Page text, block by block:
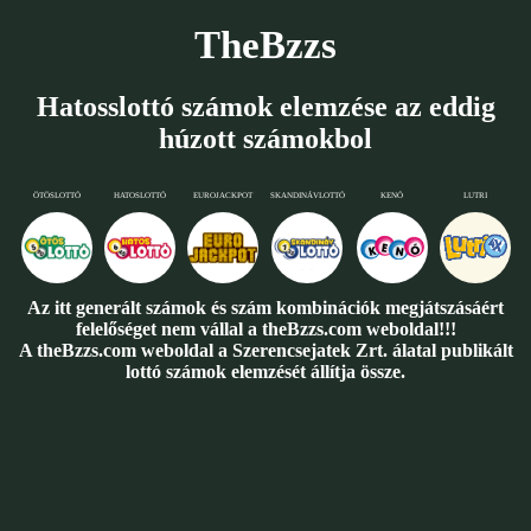
TheBzzs
Hatosslottó számok elemzése az eddig
húzott számokbol
ÖTÖSLOTTÓ HATOSLOTTÓ EUROJACKPOT SKANDINÁVLOTTÓ KENÓ LUTRI
Az itt generált számok és szám kombinációk megjátszásáért
felelőséget nem vállal a theBzzs.com weboldal!!!
A theBzzs.com weboldal a Szerencsejatek Zrt. álatal publikált
lottó számok elemzését állítja össze.